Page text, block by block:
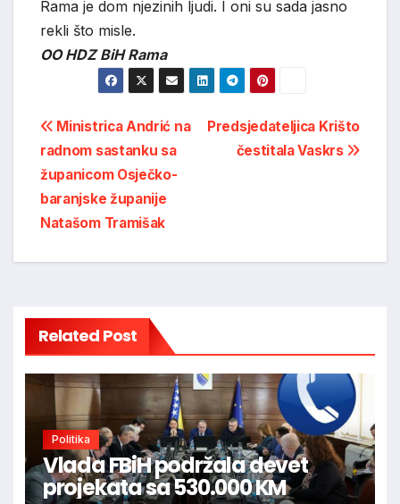
Rama je dom njezinih ljudi. I oni su sada jasno
rekli što misle.
OO HDZ BiH Rama
Post
navigation
Predsjedateljica Krišto
čestitala Vaskrs
Ministrica Andrić na
radnom sastanku sa
županicom Osječko-
baranjske županije
Natašom Tramišak
Related Post
Politika
Vlada FBiH podržala devet
projekata sa 530.000 KM